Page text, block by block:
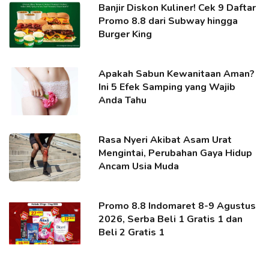
Banjir Diskon Kuliner! Cek 9 Daftar
Promo 8.8 dari Subway hingga
Burger King
Apakah Sabun Kewanitaan Aman?
Ini 5 Efek Samping yang Wajib
Anda Tahu
Rasa Nyeri Akibat Asam Urat
Mengintai, Perubahan Gaya Hidup
Ancam Usia Muda
Promo 8.8 Indomaret 8-9 Agustus
2026, Serba Beli 1 Gratis 1 dan
Beli 2 Gratis 1